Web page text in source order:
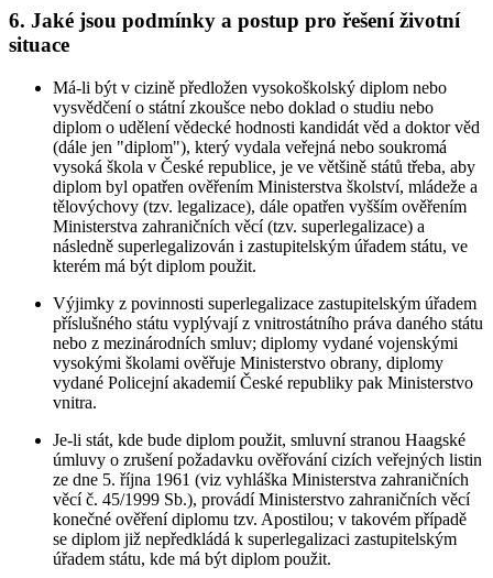
6. Jaké jsou podmínky a postup pro řešení životní
situace
Má-li být v cizině předložen vysokoškolský diplom nebo
vysvědčení o státní zkoušce nebo doklad o studiu nebo
diplom o udělení vědecké hodnosti kandidát věd a doktor věd
(dále jen "diplom"), který vydala veřejná nebo soukromá
vysoká škola v České republice, je ve většině států třeba, aby
diplom byl opatřen ověřením Ministerstva školství, mládeže a
tělovýchovy (tzv. legalizace), dále opatřen vyšším ověřením
Ministerstva zahraničních věcí (tzv. superlegalizace) a
následně superlegalizován i zastupitelským úřadem státu, ve
kterém má být diplom použit.
Výjimky z povinnosti superlegalizace zastupitelským úřadem
příslušného státu vyplývají z vnitrostátního práva daného státu
nebo z mezinárodních smluv; diplomy vydané vojenskými
vysokými školami ověřuje Ministerstvo obrany, diplomy
vydané Policejní akademií České republiky pak Ministerstvo
vnitra.
Je-li stát, kde bude diplom použit, smluvní stranou Haagské
úmluvy o zrušení požadavku ověřování cizích veřejných listin
ze dne 5. října 1961 (viz vyhláška Ministerstva zahraničních
věcí č. 45/1999 Sb.), provádí Ministerstvo zahraničních věcí
konečné ověření diplomu tzv. Apostilou; v takovém případě
se diplom již nepředkládá k superlegalizaci zastupitelským
úřadem státu, kde má být diplom použit.